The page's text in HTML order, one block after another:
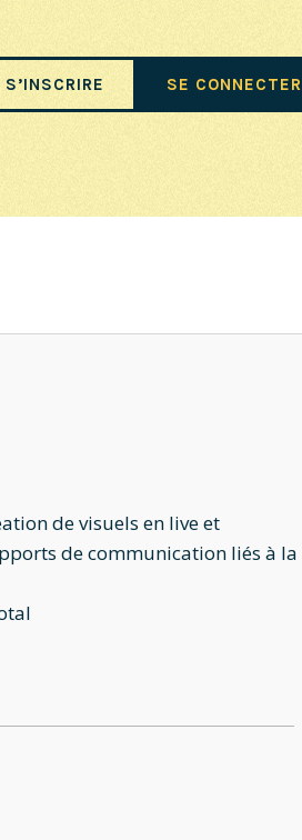
S’INSCRIRE SE CONNECTER
de visuels en live et
de communication liés à la